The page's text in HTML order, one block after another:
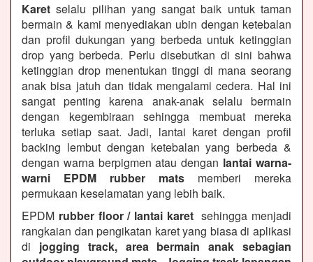
Karet selalu pilihan yang sangat baik untuk taman
bermain & kami menyediakan ubin dengan ketebalan
dan profil dukungan yang berbeda untuk ketinggian
drop yang berbeda. Perlu disebutkan di sini bahwa
ketinggian drop menentukan tinggi di mana seorang
anak bisa jatuh dan tidak mengalami cedera. Hal ini
sangat penting karena anak-anak selalu bermain
dengan kegembiraan sehingga membuat mereka
terluka setiap saat. Jadi, lantai karet dengan profil
backing lembut dengan ketebalan yang berbeda &
dengan warna berpigmen atau dengan lantai warna-
warni EPDM rubber mats memberi mereka
permukaan keselamatan yang lebih baik.
EPDM rubber floor / lantai karetsehingga menjadi
rangkaian dan pengikatan karet yang biasa di aplikasi
di jogging track, area bermain anak sebagian